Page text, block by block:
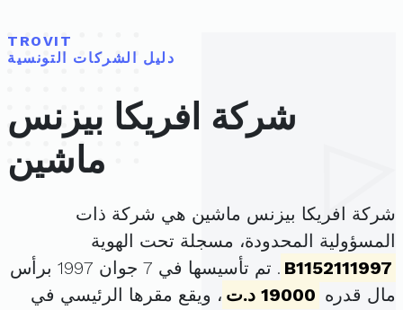
TROVIT
دليل الشركات التونسية
شركة افريكا بيزنس
ماشين
شركة افريكا بيزنس ماشين هي شركة ذات
المسؤولية المحدودة، مسجلة تحت الهوية
B1152111997
. تم تأسيسها في 7 جوان 1997 برأس
مال قدره 19000 د.ت
، ويقع مقرها الرئيسي في